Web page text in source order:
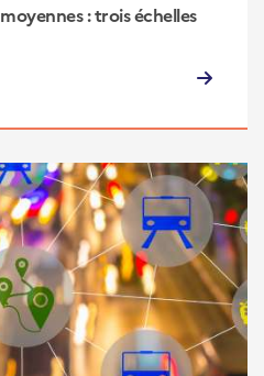
: trois échelles